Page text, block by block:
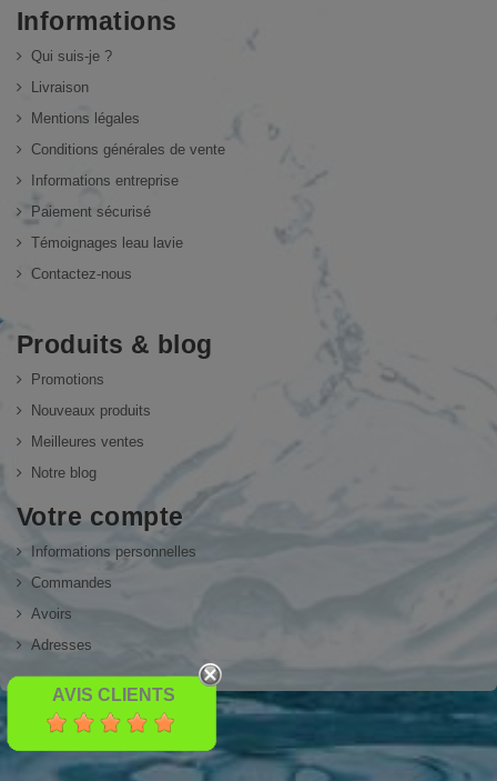
Informations
Qui suis-je ?
Livraison
Mentions légales
Conditions générales de vente
Informations entreprise
Paiement sécurisé
Témoignages leau lavie
Contactez-nous
Produits & blog
Promotions
Nouveaux produits
Meilleures ventes
Notre blog
Votre compte
Informations personnelles
Commandes
Avoirs
Adresses
AVIS CLIENTS